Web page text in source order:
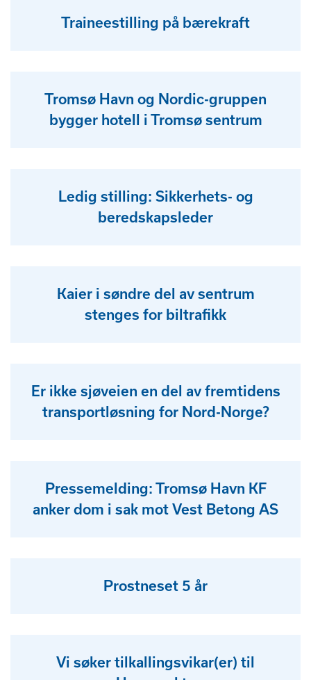
Traineestilling på bærekraft
Tromsø Havn og Nordic-gruppen
bygger hotell i Tromsø sentrum
Ledig stilling: Sikkerhets- og
beredskapsleder
Kaier i søndre del av sentrum
stenges for biltrafikk
Er ikke sjøveien en del av fremtidens
transportløsning for Nord-Norge?
Pressemelding: Tromsø Havn KF
anker dom i sak mot Vest Betong AS
Prostneset 5 år
Vi søker tilkallingsvikar(er) til